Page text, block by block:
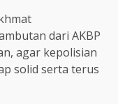
dari AKBP
agar kepolisian
solid serta terus